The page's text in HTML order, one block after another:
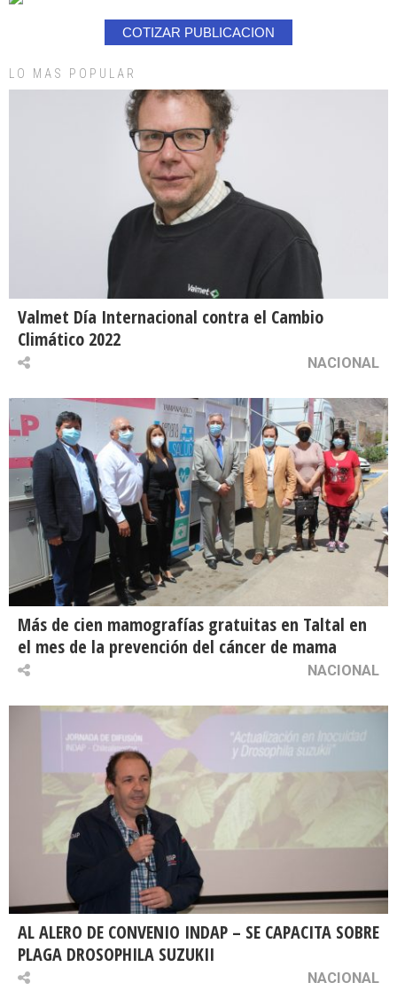
COTIZAR PUBLICACION
LO MAS POPULAR
Valmet Día Internacional contra el Cambio
Climático 2022
NACIONAL
Más de cien mamografías gratuitas en Taltal en
el mes de la prevención del cáncer de mama
NACIONAL
AL ALERO DE CONVENIO INDAP – SE CAPACITA SOBRE
PLAGA DROSOPHILA SUZUKII
NACIONAL